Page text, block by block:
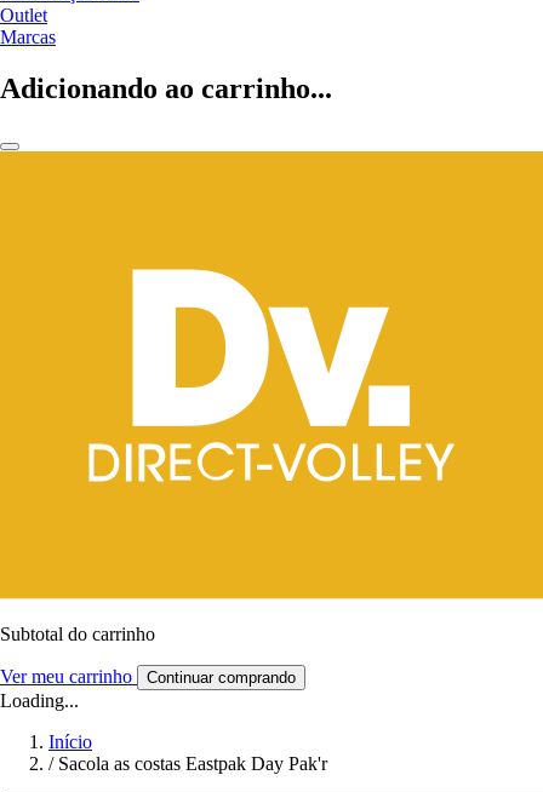
Outlet
Marcas
Adicionando ao carrinho...
Subtotal do carrinho
Ver meu carrinho Continuar comprando
Loading...
Início
/ Sacola as costas Eastpak Day Pak'r